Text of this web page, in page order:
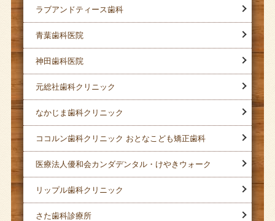
ラブアンドティース歯科
青葉歯科医院
神田歯科医院
元総社歯科クリニック
なかじま歯科クリニック
ココルン歯科クリニック おとなこども矯正歯科
医療法人優和会カンダデンタル・けやきウォーク
リップル歯科クリニック
さた歯科診療所